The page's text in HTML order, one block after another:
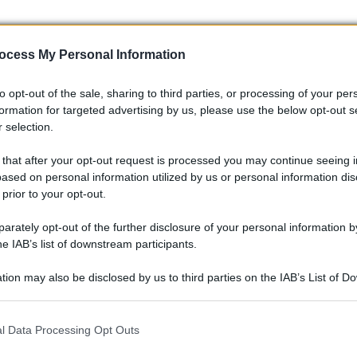
My Personal Information
opt-out of the sale, sharing to third parties, or processing of your
for targeted advertising by us, please use the below opt-out
selection.
that after your opt-out request is processed you may continue seeing
on personal information utilized by us or personal information
to your opt-out.
opt-out of the further disclosure of your personal information
IAB’s list of downstream participants.
may also be disclosed by us to third parties on the IAB’s List of
including but not limited to your visit or usage behaviour. You may
Data Processing Opt Outs
all’auto
per rispondere all’aumento della domanda: sono
località costiere e le grandi città d’arte. Le compagnie